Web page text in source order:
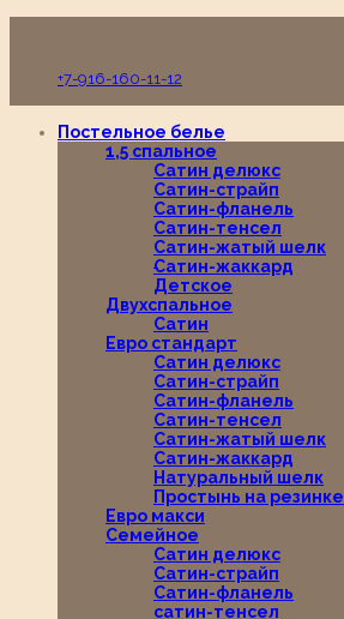
+7-916-160-11-12
Постельное белье
1,5 спальное
Сатин делюкс
Сатин-страйп
Сатин-фланель
Сатин-тенсел
Сатин-жатый шелк
Сатин-жаккард
Детское
Двухспальное
Сатин
Евро стандарт
Сатин делюкс
Сатин-страйп
Сатин-фланель
Сатин-тенсел
Сатин-жатый шелк
Сатин-жаккард
Натуральный шелк
Простынь на резинке
Евро макси
Семейное
Сатин делюкс
Сатин-страйп
Сатин-фланель
сатин-тенсел